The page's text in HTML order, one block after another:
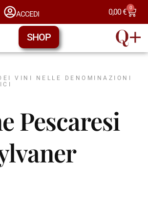
ACCEDI 0,00€ 0
SHOP
VINI NELLE DENOMINAZIONI
Pescaresi